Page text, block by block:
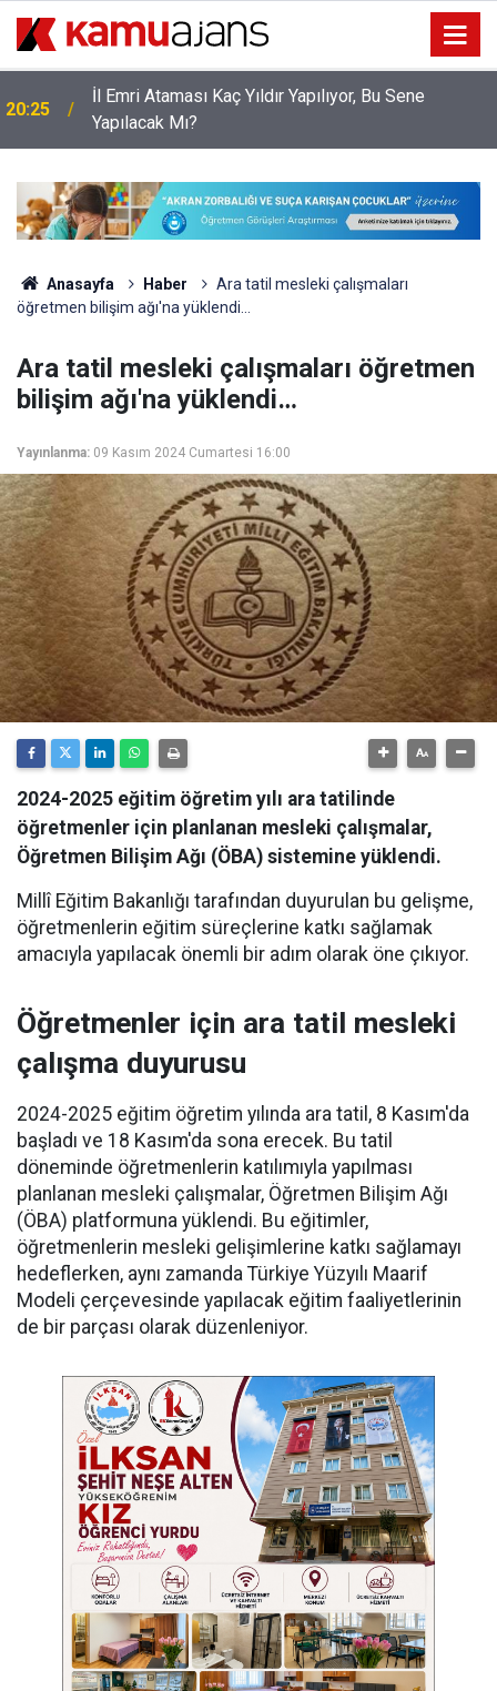
20:25
İl Emri Ataması Kaç Yıldır Yapılıyor, Bu Sene
Yapılacak Mı?
Anasayfa Haber
Ara tatil mesleki çalışmaları
öğretmen bilişim ağı'na yüklendi…
Ara tatil mesleki çalışmaları öğretmen
bilişim ağı'na yüklendi…
Yayınlanma: 09 Kasım 2024 Cumartesi 16:00
2024-2025 eğitim öğretim yılı ara tatilinde
öğretmenler için planlanan mesleki çalışmalar,
Öğretmen Bilişim Ağı (ÖBA) sistemine yüklendi.
Millî Eğitim Bakanlığı tarafından duyurulan bu gelişme,
öğretmenlerin eğitim süreçlerine katkı sağlamak
amacıyla yapılacak önemli bir adım olarak öne çıkıyor.
Öğretmenler için ara tatil mesleki
çalışma duyurusu
2024-2025 eğitim öğretim yılında ara tatil, 8 Kasım'da
başladı ve 18 Kasım'da sona erecek. Bu tatil
döneminde öğretmenlerin katılımıyla yapılması
planlanan mesleki çalışmalar, Öğretmen Bilişim Ağı
(ÖBA) platformuna yüklendi. Bu eğitimler,
öğretmenlerin mesleki gelişimlerine katkı sağlamayı
hedeflerken, aynı zamanda Türkiye Yüzyılı Maarif
Modeli çerçevesinde yapılacak eğitim faaliyetlerinin
de bir parçası olarak düzenleniyor.